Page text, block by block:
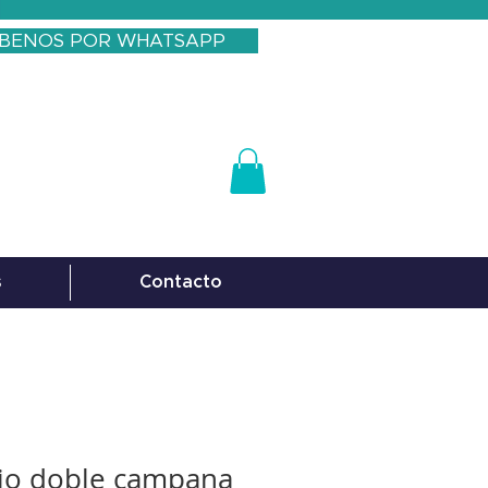
POR WHATSAPP
Contacto
doble campana